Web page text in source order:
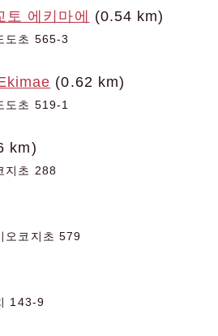
에키마에 (0.54 km)
도초 565-3
(0.62 km)
도초 519-1
km)
지초 288
오코지초 579
143-9